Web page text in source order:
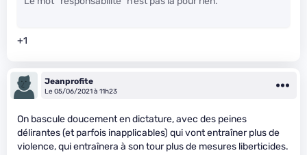
+1
Jeanprofite
Le 05/06/2021 à 11h23
On bascule doucement en dictature, avec des peines
délirantes (et parfois inapplicables) qui vont entraîner plus de
violence, qui entraînera à son tour plus de mesures liberticides.